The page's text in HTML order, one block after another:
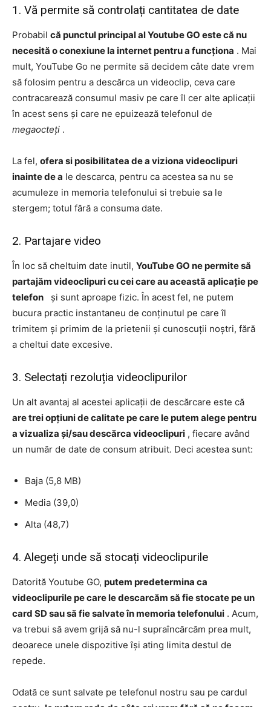
1. Vă permite să controlați cantitatea de date
Probabil că punctul principal al Youtube GO este că nu
necesită o conexiune la internet pentru a funcționa . Mai
mult, YouTube Go ne permite să decidem câte date vrem
să folosim pentru a descărca un videoclip, ceva care
contracarează consumul masiv pe care îl cer alte aplicații
în acest sens și care ne epuizează telefonul de
megaocteți .
La fel, ofera si posibilitatea de a viziona videoclipuri
inainte de a le descarca, pentru ca acestea sa nu se
acumuleze in memoria telefonului si trebuie sa le
stergem; totul fără a consuma date.
2. Partajare video
În loc să cheltuim date inutil, YouTube GO ne permite să
partajăm videoclipuri cu cei care au această aplicație pe
telefon și sunt aproape fizic. În acest fel, ne putem
bucura practic instantaneu de conținutul pe care îl
trimitem și primim de la prietenii și cunoscuții noștri, fără
a cheltui date excesive.
3. Selectați rezoluția videoclipurilor
Un alt avantaj al acestei aplicații de descărcare este că
are trei opțiuni de calitate pe care le putem alege pentru
a vizualiza și/sau descărca videoclipuri , fiecare având
un număr de date de consum atribuit. Deci acestea sunt:
Baja (5,8 MB)
Media (39,0)
Alta (48,7)
4. Alegeți unde să stocați videoclipurile
Datorită Youtube GO, putem predetermina ca
videoclipurile pe care le descarcăm să fie stocate pe un
card SD sau să fie salvate în memoria telefonului . Acum,
va trebui să avem grijă să nu-l supraîncărcăm prea mult,
deoarece unele dispozitive își ating limita destul de
repede.
Odată ce sunt salvate pe telefonul nostru sau pe cardul